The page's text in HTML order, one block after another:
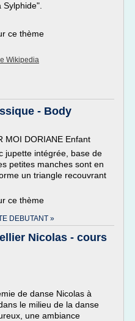
ce thème
Wikipedia
- Body
MOI DORIANE Enfant
jupette intégrée, base de
petites manches sont en
un triangle recouvrant
ce thème
DEBUTANT »
Nicolas - cours
de danse Nicolas à
le milieu de la danse
une ambiance